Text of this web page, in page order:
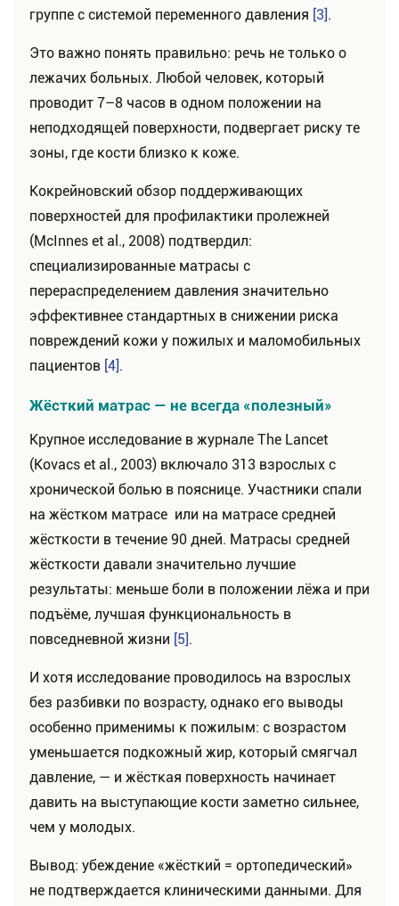
группе с системой переменного давления [3] .
Это важно понять правильно: речь не только о
лежачих больных. Любой человек, который
проводит 7–8 часов в одном положении на
неподходящей поверхности, подвергает риску те
зоны, где кости близко к коже.
Кокрейновский обзор поддерживающих
поверхностей для профилактики пролежней
(McInnes et al., 2008) подтвердил:
специализированные матрасы с
перераспределением давления значительно
эффективнее стандартных в снижении риска
повреждений кожи у пожилых и маломобильных
пациентов [4] .
Жёсткий матрас — не всегда «полезный»
Крупное исследование в журнале The Lancet
(Kovacs et al., 2003) включало 313 взрослых с
хронической болью в пояснице. Участники спали
на жёстком матрасе или на матрасе средней
жёсткости в течение 90 дней. Матрасы средней
жёсткости давали значительно лучшие
результаты: меньше боли в положении лёжа и при
подъёме, лучшая функциональность в
повседневной жизни [5] .
И хотя исследование проводилось на взрослых
без разбивки по возрасту, однако его выводы
особенно применимы к пожилым: с возрастом
уменьшается подкожный жир, который смягчал
давление, — и жёсткая поверхность начинает
давить на выступающие кости заметно сильнее,
чем у молодых.
Вывод: убеждение «жёсткий = ортопедический»
не подтверждается клиническими данными. Для